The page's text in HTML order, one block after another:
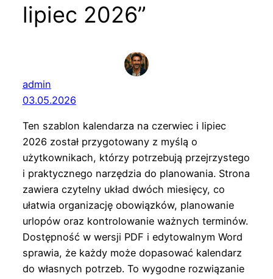
lipiec 2026”
admin
03.05.2026
Ten szablon kalendarza na czerwiec i lipiec
2026 został przygotowany z myślą o
użytkownikach, którzy potrzebują przejrzystego
i praktycznego narzędzia do planowania. Strona
zawiera czytelny układ dwóch miesięcy, co
ułatwia organizację obowiązków, planowanie
urlopów oraz kontrolowanie ważnych terminów.
Dostępność w wersji PDF i edytowalnym Word
sprawia, że każdy może dopasować kalendarz
do własnych potrzeb. To wygodne rozwiązanie